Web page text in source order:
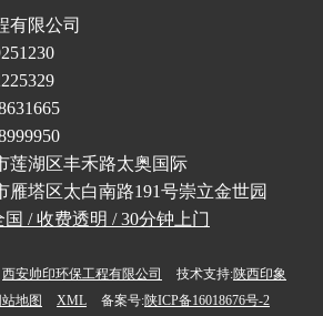
有限公司
莲湖区丰禾路太奥国际
雁塔区太白南路191号崇立金世园
/ 收费透明 / 30分钟上门
西安帅印环保工程有限公司 技术支持:陕西印象
站地图 XML 备案号:陕ICP备16018676号-2